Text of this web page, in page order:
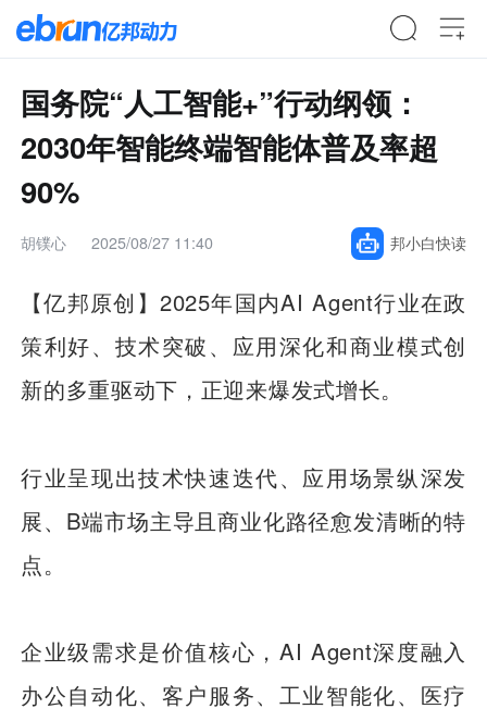
国务院“人工智能+”行动纲领：
2030年智能终端智能体普及率超
90%
胡镤心 2025/08/27 11:40 邦小白快读
【亿邦原创】2025年国内AI Agent行业在政
策利好、技术突破、应用深化和商业模式创
新的多重驱动下，正迎来爆发式增长。
行业呈现出技术快速迭代、应用场景纵深发
展、B端市场主导且商业化路径愈发清晰的特
点。
企业级需求是价值核心，AI Agent深度融入
办公自动化、客户服务、工业智能化、医疗